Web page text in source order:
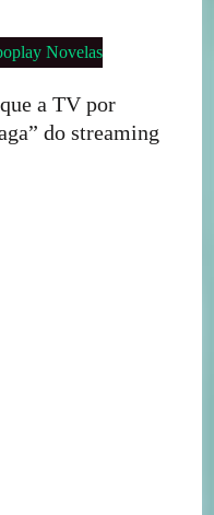
a TV por
do streaming